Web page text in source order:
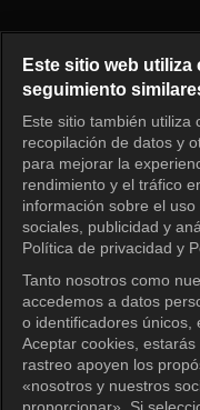
Este sitio web
seguimiento
Este sitio también utiliza
recopilación de datos y
para mejorar la
rendimiento y el tráfico
información sobre el
sociales, publicidad y
Política de privacidad y
Tanto nosotros como
accedemos a datos
o identificadores únicos,
Aceptar cookies,
rastreo apoyen los
«nosotros y nuestros